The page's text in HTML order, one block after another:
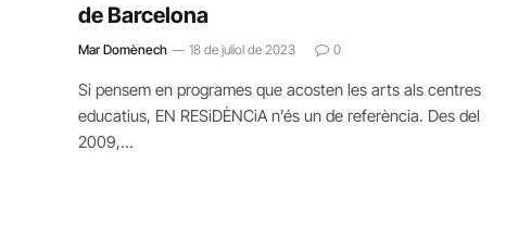
de Barcelona
Mar Domènech 18 de juliol de 2023 0
Si pensem en programes que acosten les arts als centres
educatius, EN RESiDÈNCiA n’és un de referència. Des del
2009,…